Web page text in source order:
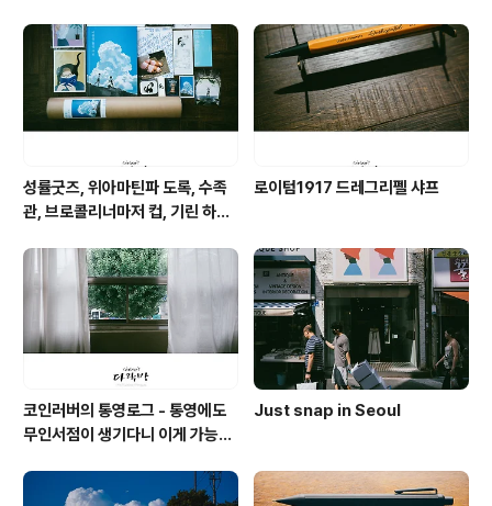
성률굿즈, 위아마틴파 도록, 수족
관, 브로콜리너마저 컵, 기린 하레
전병, 고래 사케, 기네스 나이트로
서지
로이텀1917 드레그리펠 샤프
코인러버의 통영로그 - 통영에도
무인서점이 생기다니 이게 가능할
Just snap in Seoul